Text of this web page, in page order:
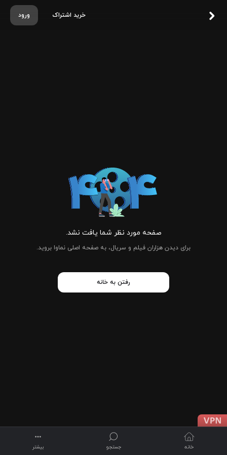
ورود خرید اشتراک
صفحه مورد نظر شما یافت نشد.
برای دیدن هزاران فیلم و سریال، به صفحه اصلی نماوا بروید.
رفتن به خانه
خانه جستجو بیشتر